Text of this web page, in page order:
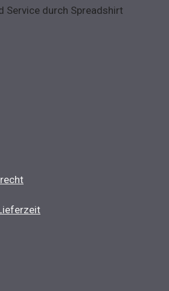
Service durch Spreadshirt